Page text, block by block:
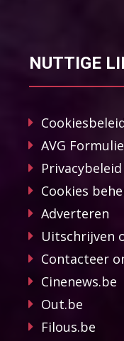
NUTTIGE
AVG
Privacybeleid
Cookies
Adverteren
Uitschrijven
Contacteer
Cinenews.be
Out.be
Filous.be